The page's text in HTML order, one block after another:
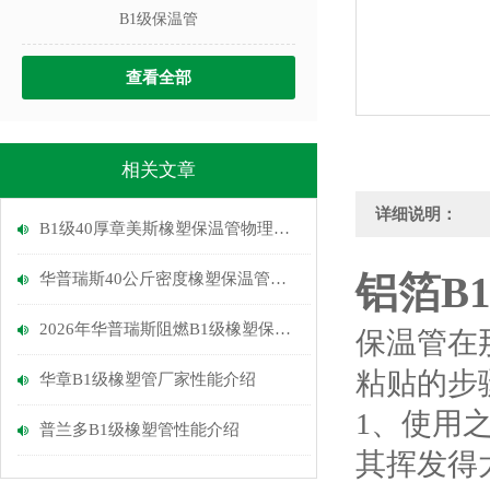
B1级保温管
查看全部
相关文章
B1级40厚章美斯橡塑保温管物理性能介绍
华普瑞斯40公斤密度橡塑保温管优点
2026年华普瑞斯阻燃B1级橡塑保温管介绍
华章B1级橡塑管厂家性能介绍
普兰多B1级橡塑管性能介绍
详细说明：
铝箔
保温管在
粘贴的步
1、使用
其挥发得